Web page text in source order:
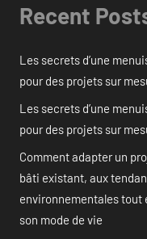
Recent
Les secrets d’une
pour des projets sur
Les secrets d’une
pour des projets sur
Comment adapter un
bâti existant, aux
environnementales tout
son mode de vie